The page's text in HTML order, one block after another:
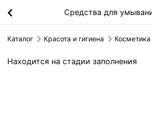
Средства для
Каталог Красота и гигиена Косметика
Находится на стадии заполнения